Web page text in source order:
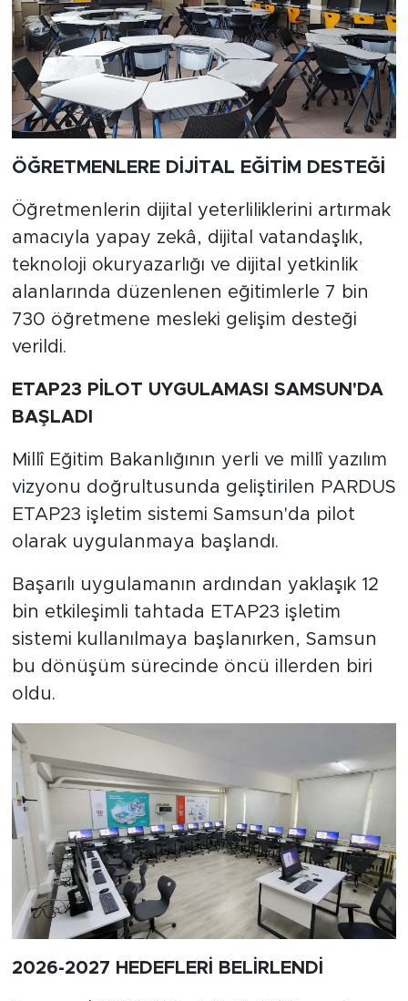
ÖĞRETMENLERE DİJİTAL EĞİTİM DESTEĞİ
Öğretmenlerin dijital yeterliliklerini artırmak
amacıyla yapay zekâ, dijital vatandaşlık,
teknoloji okuryazarlığı ve dijital yetkinlik
alanlarında düzenlenen eğitimlerle 7 bin
730 öğretmene mesleki gelişim desteği
verildi.
ETAP23 PİLOT UYGULAMASI SAMSUN'DA
BAŞLADI
Millî Eğitim Bakanlığının yerli ve millî yazılım
vizyonu doğrultusunda geliştirilen PARDUS
ETAP23 işletim sistemi Samsun'da pilot
olarak uygulanmaya başlandı.
Başarılı uygulamanın ardından yaklaşık 12
bin etkileşimli tahtada ETAP23 işletim
sistemi kullanılmaya başlanırken, Samsun
bu dönüşüm sürecinde öncü illerden biri
oldu.
2026-2027 HEDEFLERİ BELİRLENDİ